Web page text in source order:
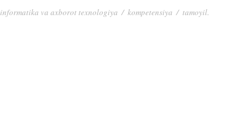
informatika va axborot texnologiya / kompetensiya / tamoyil.